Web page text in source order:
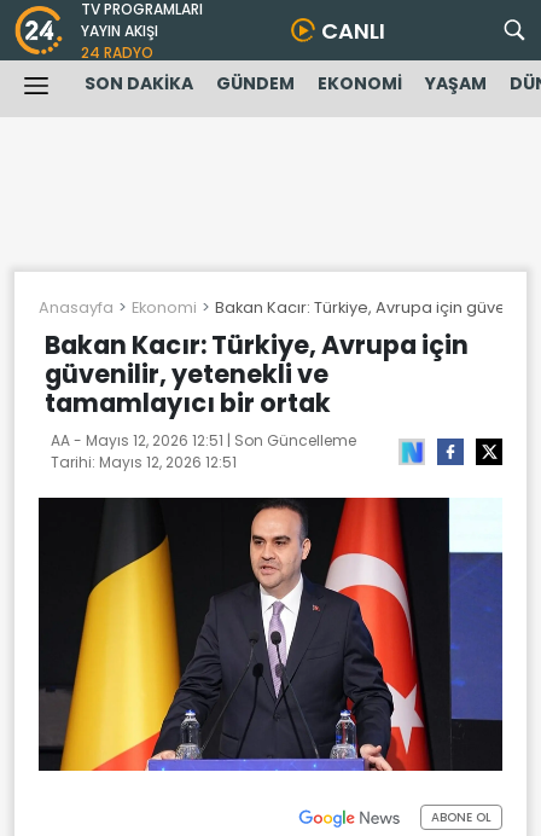
TV PROGRAMLARI
YAYIN AKIŞI
24 RADYO
CANLI
SON DAKİKA GÜNDEM EKONOMİ YAŞAM
Anasayfa Ekonomi Bakan Kacır: Türkiye, Avrupa için
Bakan Kacır: Türkiye, Avrupa için
güvenilir, yetenekli ve
tamamlayıcı bir ortak
AA - Mayıs 12, 2026 12:51 | Son Güncelleme
Tarihi: Mayıs 12, 2026 12:51
ABONE OL